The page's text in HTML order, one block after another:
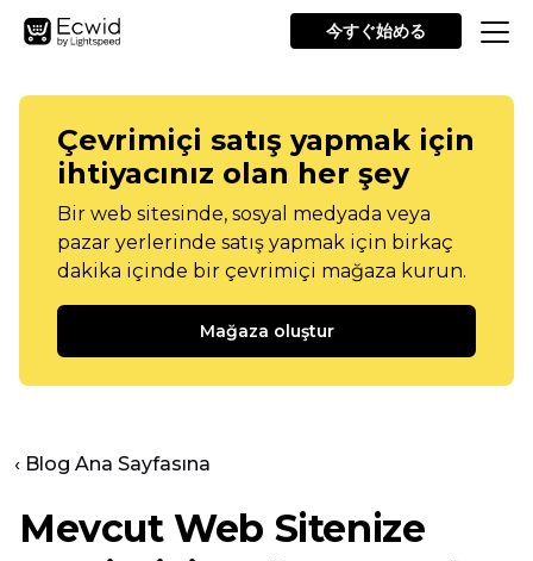
今すぐ始める
Çevrimiçi satış yapmak için
ihtiyacınız olan her şey
Bir web sitesinde, sosyal medyada veya
pazar yerlerinde satış yapmak için birkaç
dakika içinde bir çevrimiçi mağaza kurun.
Mağaza oluştur
‹ Blog Ana Sayfasına
Mevcut Web Sitenize